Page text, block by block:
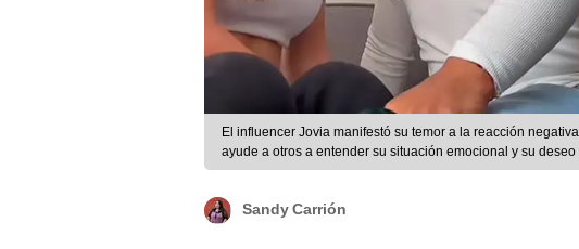
El influencer Jovia manifestó su temor a la reacción
ayude a otros a entender su situación emocional y su
Sandy Carrión